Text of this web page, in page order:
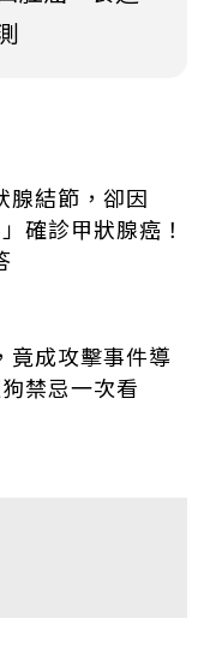
腺結節，卻因
確診甲狀腺癌！
竟成攻擊事件導
禁忌一次看